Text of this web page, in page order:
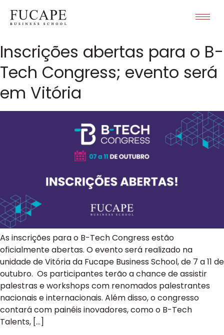
Inscrições abertas para o B-
Tech Congress; evento será
em Vitória
As inscrições para o B-Tech Congress estão
oficialmente abertas. O evento será realizado na
unidade de Vitória da Fucape Business School, de 7 a 11 de
outubro. Os participantes terão a chance de assistir
palestras e workshops com renomados palestrantes
nacionais e internacionais. Além disso, o congresso
contará com painéis inovadores, como o B-Tech
Talents, […]